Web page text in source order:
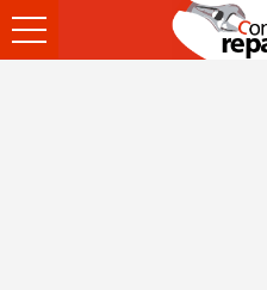
Ouvrir
le